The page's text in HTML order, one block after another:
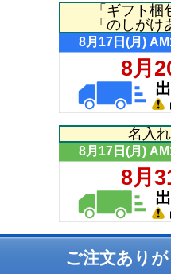
「ギフト
「のしが
名入
ご注文あり